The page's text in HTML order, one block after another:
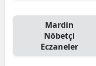
Mardin
Nöbetçi
Eczaneler